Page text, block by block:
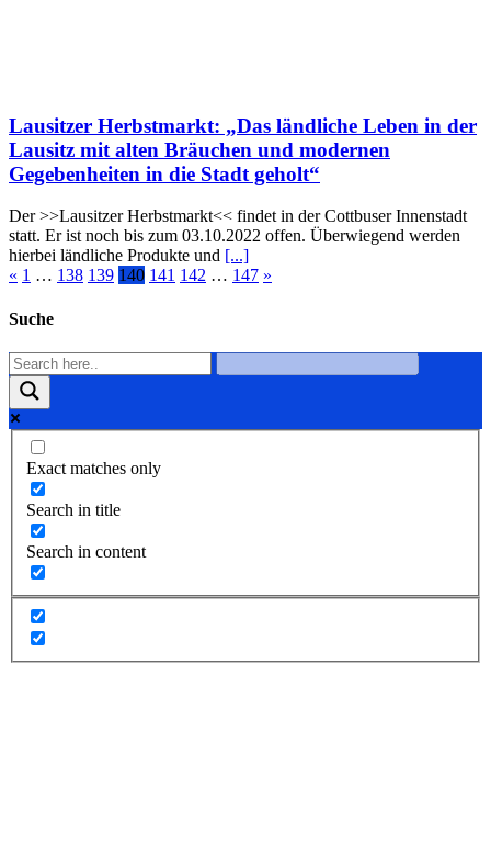
Lausitzer Herbstmarkt: „Das ländliche Leben in der
Lausitz mit alten Bräuchen und modernen
Gegebenheiten in die Stadt geholt“
Der >>Lausitzer Herbstmarkt<< findet in der Cottbuser Innenstadt
statt. Er ist noch bis zum 03.10.2022 offen. Überwiegend werden
hierbei ländliche Produkte und [...]
« 1 … 138 139 140 141 142 … 147 »
Suche
Exact matches only
Search in title
Search in content